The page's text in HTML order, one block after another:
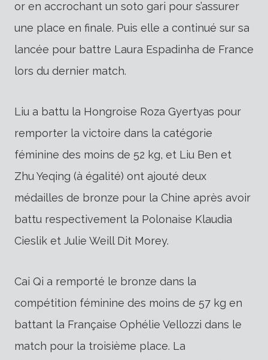
or en accrochant un soto gari pour s’assurer
une place en finale. Puis elle a continué sur sa
lancée pour battre Laura Espadinha de France
lors du dernier match.
Liu a battu la Hongroise Roza Gyertyas pour
remporter la victoire dans la catégorie
féminine des moins de 52 kg, et Liu Ben et
Zhu Yeqing (à égalité) ont ajouté deux
médailles de bronze pour la Chine après avoir
battu respectivement la Polonaise Klaudia
Cieslik et Julie Weill Dit Morey.
Cai Qi a remporté le bronze dans la
compétition féminine des moins de 57 kg en
battant la Française Ophélie Vellozzi dans le
match pour la troisième place. La